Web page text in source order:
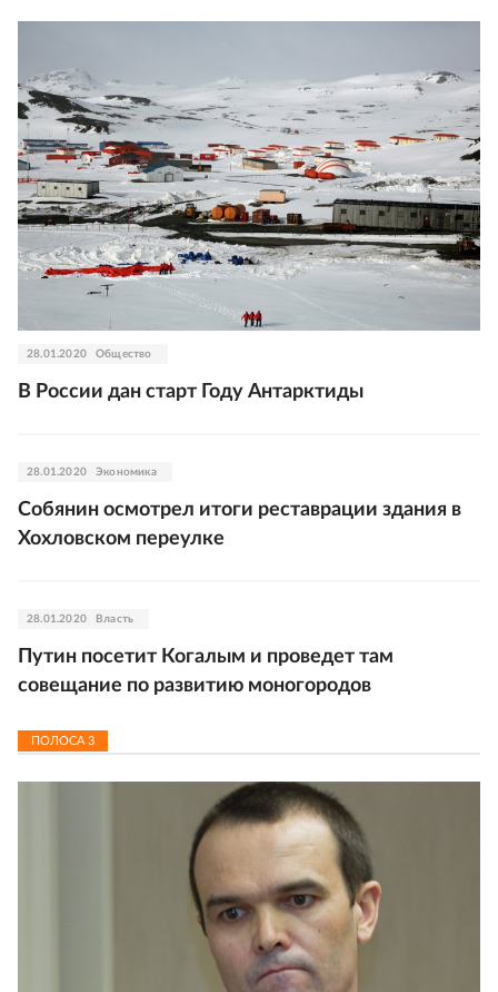
28.01.2020 Общество
В России дан старт Году Антарктиды
28.01.2020 Экономика
Собянин осмотрел итоги реставрации здания в
Хохловском переулке
28.01.2020 Власть
Путин посетит Когалым и проведет там
совещание по развитию моногородов
ПОЛОСА 3